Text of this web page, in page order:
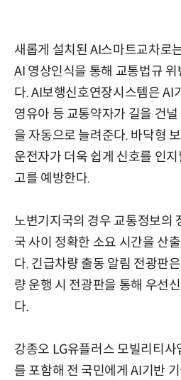
새롭게 설치된 AI스마트교차로
AI 영상인식을 통해 교통법규
다. AI보행신호연장시스템은 AI
영유아 등 교통약자가 길을 건
을 자동으로 늘려준다. 바닥형
운전자가 더욱 쉽게 신호를 인
고를 예방한다.
노변기지국의 경우 교통정보의
국 사이 정확한 소요 시간을 산
다. 긴급차량 출동 알림 전광판
량 운행 시 전광판을 통해 우선
다.
강종오 LG유플러스 모빌리티사
를 포함해 전 국민에게 AI기반